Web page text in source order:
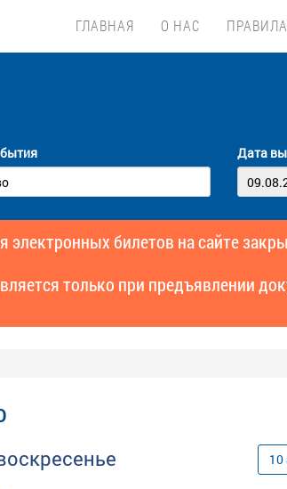
ГЛАВНАЯ О НАС ПРАВИЛА
Дата
билетов на сайте
только при предъявлении
10